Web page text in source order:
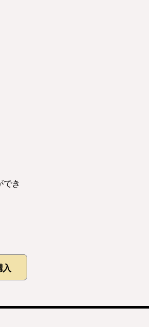
き
入